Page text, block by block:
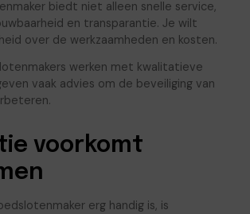
biedt niet alleen snelle service,
en transparantie. Je wilt
over de werkzaamheden en kosten.
werken met kwalitatieve
vaak advies om de beveiliging van
voorkomt
erg handig is, is